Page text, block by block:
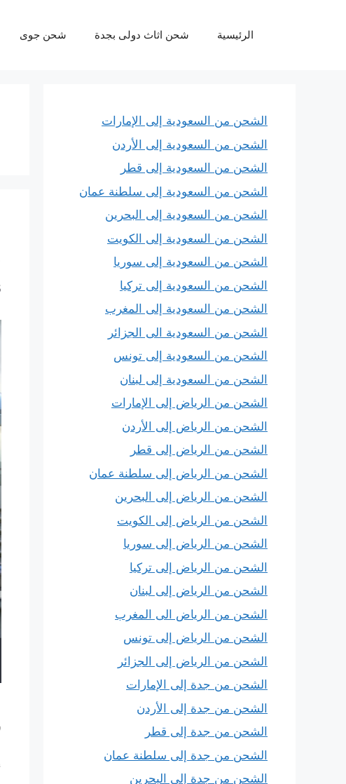
الرئيسية شحن اثاث دولى بجدة شحن جوى
الشحن من السعودية إلى الإمارات
الشحن من السعودية إلى الأردن
الشحن من السعودية إلى قطر
الشحن من السعودية إلى سلطنة عمان
الشحن من السعودية إلى البحرين
الشحن من السعودية إلى الكويت
الشحن من السعودية إلى سوريا
الشحن من السعودية إلى تركيا
الشحن من السعودية إلى المغرب
الشحن من السعودية الى الجزائر
الشحن من السعودية إلى تونس
الشحن من السعودية إلى لبنان
الشحن من الرياض إلى الإمارات
الشحن من الرياض إلى الأردن
الشحن من الرياض إلى قطر
الشحن من الرياض إلى سلطنة عمان
الشحن من الرياض إلى البحرين
الشحن من الرياض إلى الكويت
الشحن من الرياض إلى سوريا
الشحن من الرياض إلى تركيا
الشحن من الرياض إلى لبنان
الشحن من الرياض الى المغرب
الشحن من الرياض إلى تونس
الشحن من الرياض إلى الجزائر
الشحن من جدة إلى الإمارات
الشحن من جدة إلى الأردن
الشحن من جدة إلى قطر
الشحن من جدة إلى سلطنة عمان
الشحن من جدة إلى البحرين